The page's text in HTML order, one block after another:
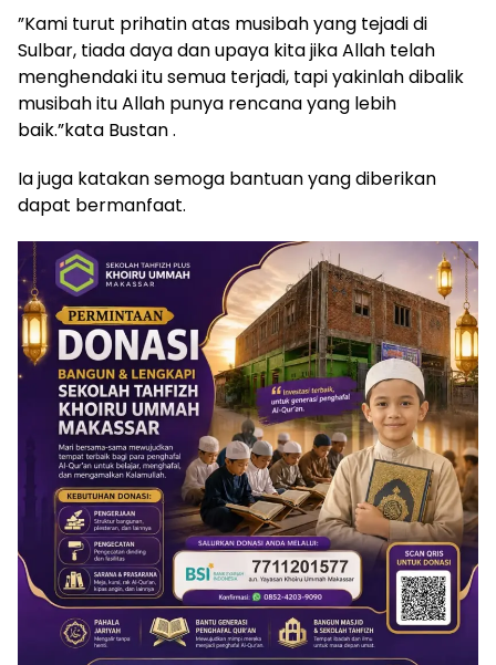
”Kami turut prihatin atas musibah yang tejadi di
Sulbar, tiada daya dan upaya kita jika Allah telah
menghendaki itu semua terjadi, tapi yakinlah dibalik
musibah itu Allah punya rencana yang lebih
baik.”kata Bustan .
Ia juga katakan semoga bantuan yang diberikan
dapat bermanfaat.